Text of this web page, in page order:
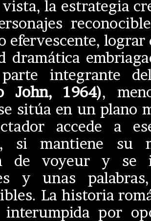
la estrategia
efervescente, lograr
dramática
parte integrante
John, 1964),
sitúa en un plano
accede a
si mantiene su
de voyeur y se
y unas
La historia
por